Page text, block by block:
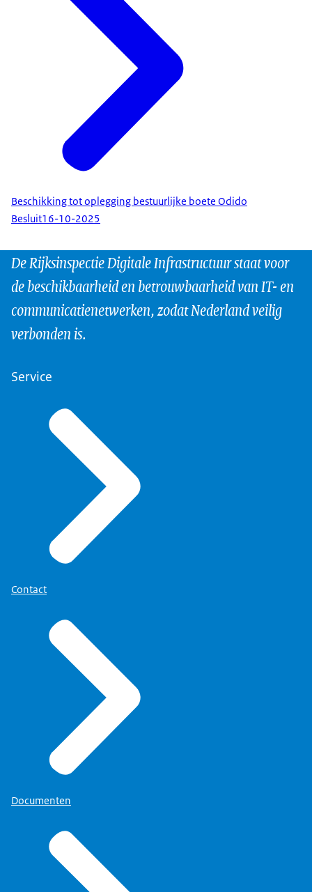
Beschikking tot oplegging bestuurlijke boete Odido
Besluit16-10-2025
De Rijksinspectie Digitale Infrastructuur staat voor
de beschikbaarheid en betrouwbaarheid van IT- en
communicatienetwerken, zodat Nederland veilig
verbonden is.
Service
Contact
Documenten